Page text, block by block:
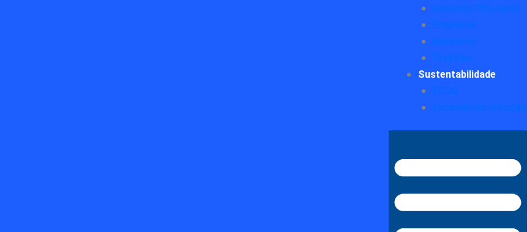
Reforma Tributária
Empresas
Impostos
Trabalho
Sustentabilidade
ECOS
Fecomercio em ação